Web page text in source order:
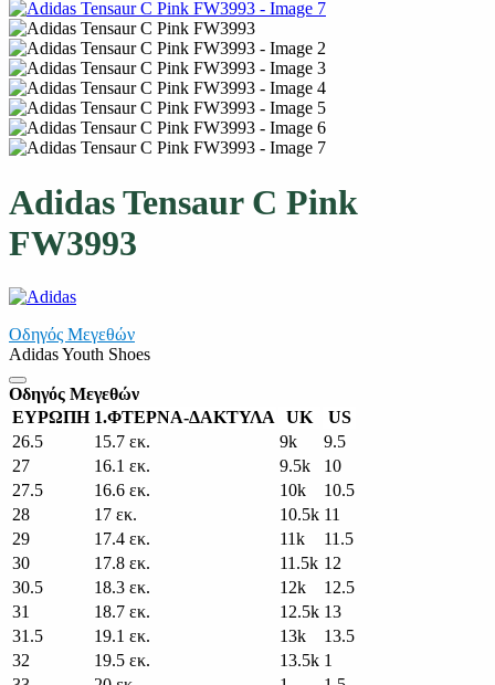
Adidas Tensaur C Pink
FW3993
Οδηγός Μεγεθών
Adidas Youth Shoes
Οδηγός Μεγεθών
ΕΥΡΩΠΗ 1.ΦΤΕΡΝΑ-ΔΑΚΤΥΛΑ UK
US
26.5
15.7 εκ. 9k
9.5
27
16.1 εκ. 9.5k
10
27.5
16.6 εκ. 10k
10.5
28
17 εκ. 10.5k 11
29
17.4 εκ. 11k
11.5
30
17.8 εκ. 11.5k 12
30.5
18.3 εκ. 12k
12.5
31
18.7 εκ. 12.5k 13
31.5
19.1 εκ. 13k
13.5
32
19.5 εκ. 13.5k 1